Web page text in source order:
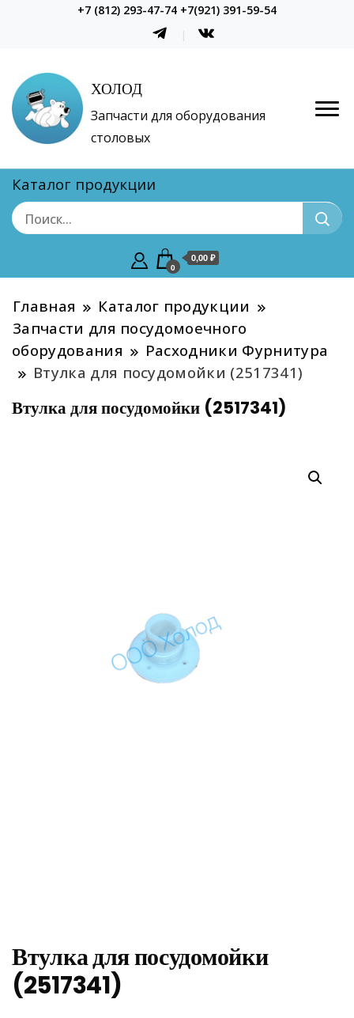
+7 (812) 293-47-74 +7(921) 391-59-54
ХОЛОД
Запчасти для оборудования
столовых
Каталог продукции
0
0,00 ₽
Главная
Каталог продукции
Запчасти для посудомоечного
оборудования
Расходники Фурнитура
Втулка для посудомойки (2517341)
Втулка для посудомойки (2517341)
Втулка для посудомойки
(2517341)